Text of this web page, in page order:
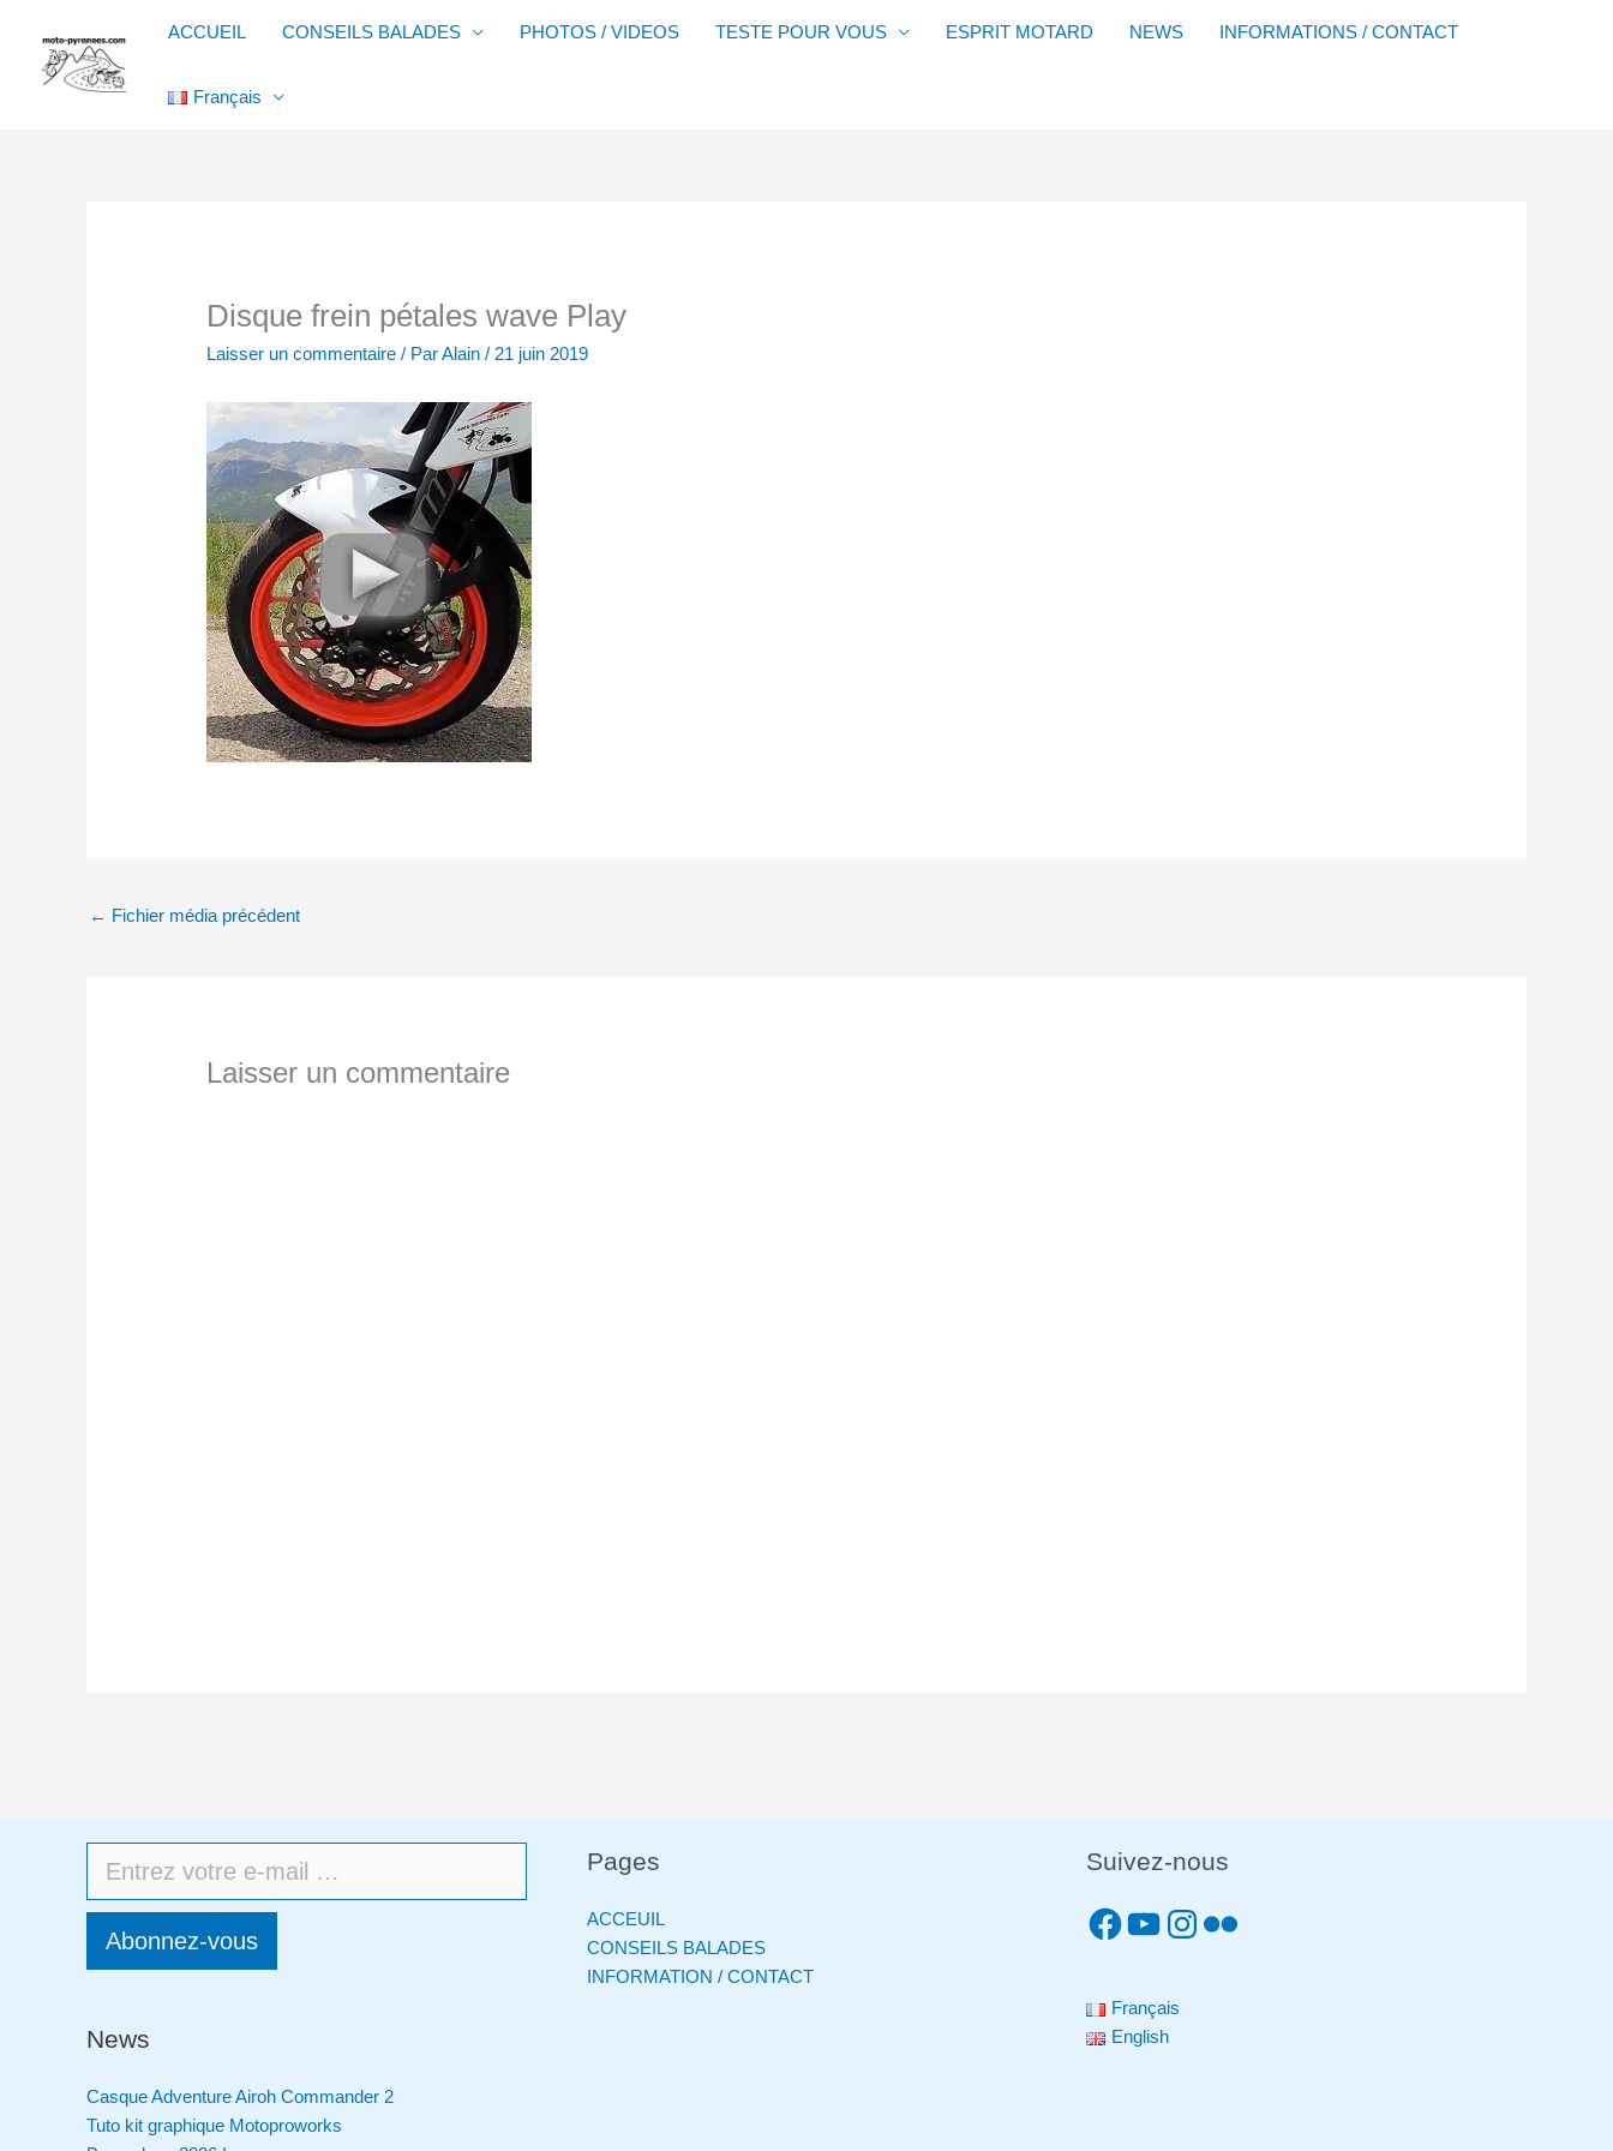
contenu
ACCUEIL CONSEILS BALADES PHOTOS / VIDEOS TESTE POUR VOUS ESPRIT MOTARD NEWS INFORMATIONS / CONTACT
Français
Disque frein pétales wave Play
Laisser un commentaire / ParAlain/ 21 juin 2019
← Fichier média précédent
Laisser un commentaire
Abonnez-vous
News
Casque Adventure Airoh Commander 2
Tuto kit graphique Motoproworks
Pages
ACCEUIL
CONSEILS BALADES
INFORMATION / CONTACT
Suivez-nous
Français
English